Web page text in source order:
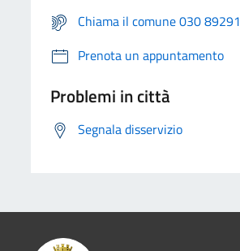
Chiama il comune 030 89291
Prenota un appuntamento
Problemi in città
Segnala disservizio